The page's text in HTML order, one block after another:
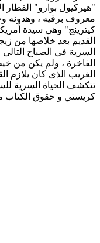
"هيركيول بوارو" القطار
معروف برقيه ، وهدوئه
كيترينج" وهى سيدة
القديم بعد خلاصها من
السرية فى الصباح
الفاخرة ، ولم يكن من
الغريب الذى كان يلازم
تتكشف الحياة السرية
كريستي و حقوق الكتاب